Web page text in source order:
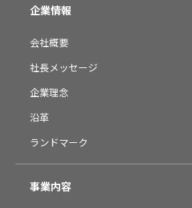
企業情報
会社概要
社長メッセージ
企業理念
沿革
ランドマーク
事業内容